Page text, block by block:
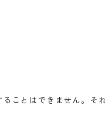
ことはできません。そ